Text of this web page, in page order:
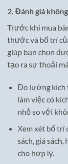
2. Đánh giá
Trước khi mua
thước và bố trí
giúp bạn chọn
tạo ra sự thoải
Đo lường kích
làm việc có
nhỏ so với
Xem xét bố trí
sách, giá
cho hợp lý.